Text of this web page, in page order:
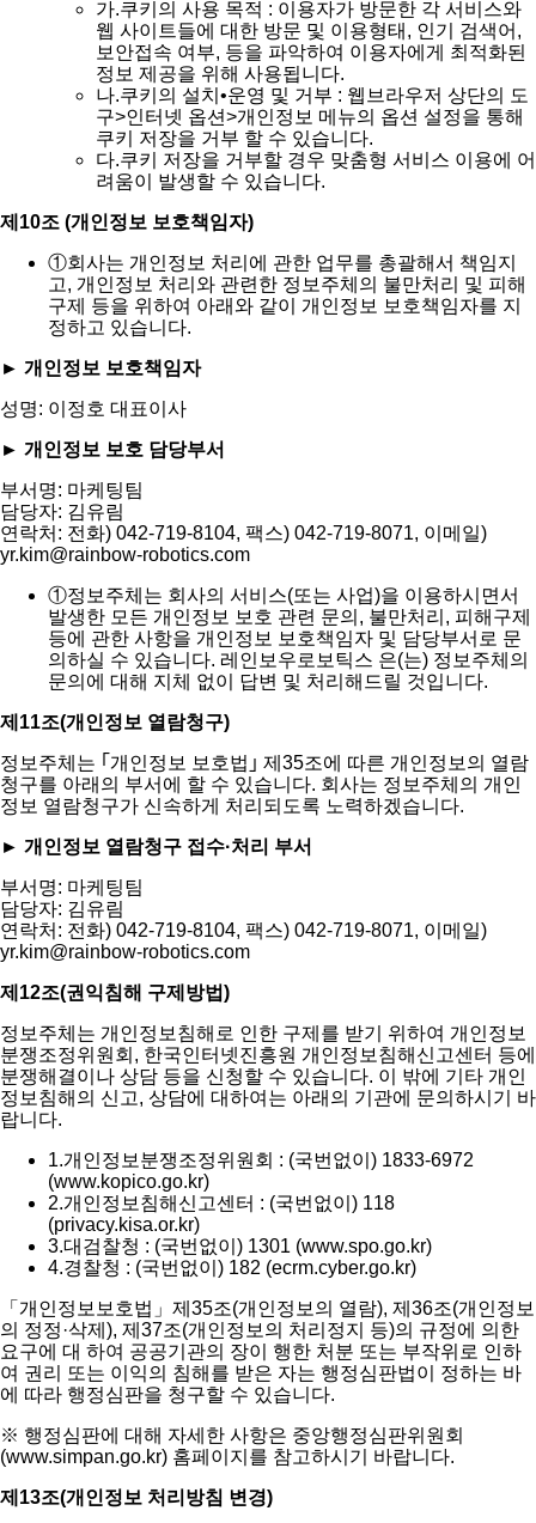
가.쿠키의 사용 목적 : 이용자가 방문한 각 서비스와
웹 사이트들에 대한 방문 및 이용형태, 인기 검색어,
보안접속 여부, 등을 파악하여 이용자에게 최적화된
정보 제공을 위해 사용됩니다.
나.쿠키의 설치•운영 및 거부 : 웹브라우저 상단의 도
구>인터넷 옵션>개인정보 메뉴의 옵션 설정을 통해
쿠키 저장을 거부 할 수 있습니다.
다.쿠키 저장을 거부할 경우 맞춤형 서비스 이용에 어
려움이 발생할 수 있습니다.
제10조 (개인정보 보호책임자)
①회사는 개인정보 처리에 관한 업무를 총괄해서 책임지
고, 개인정보 처리와 관련한 정보주체의 불만처리 및 피해
구제 등을 위하여 아래와 같이 개인정보 보호책임자를 지
정하고 있습니다.
► 개인정보 보호책임자
성명: 이정호 대표이사
► 개인정보 보호 담당부서
부서명: 마케팅팀
담당자: 김유림
연락처: 전화) 042-719-8104, 팩스) 042-719-8071, 이메일)
yr.kim@rainbow-robotics.com
①정보주체는 회사의 서비스(또는 사업)을 이용하시면서
발생한 모든 개인정보 보호 관련 문의, 불만처리, 피해구제
등에 관한 사항을 개인정보 보호책임자 및 담당부서로 문
의하실 수 있습니다. 레인보우로보틱스 은(는) 정보주체의
문의에 대해 지체 없이 답변 및 처리해드릴 것입니다.
제11조(개인정보 열람청구)
정보주체는 ｢개인정보 보호법｣ 제35조에 따른 개인정보의 열람
청구를 아래의 부서에 할 수 있습니다. 회사는 정보주체의 개인
정보 열람청구가 신속하게 처리되도록 노력하겠습니다.
► 개인정보 열람청구 접수·처리 부서
부서명: 마케팅팀
담당자: 김유림
연락처: 전화) 042-719-8104, 팩스) 042-719-8071, 이메일)
yr.kim@rainbow-robotics.com
제12조(권익침해 구제방법)
정보주체는 개인정보침해로 인한 구제를 받기 위하여 개인정보
분쟁조정위원회, 한국인터넷진흥원 개인정보침해신고센터 등에
분쟁해결이나 상담 등을 신청할 수 있습니다. 이 밖에 기타 개인
정보침해의 신고, 상담에 대하여는 아래의 기관에 문의하시기 바
랍니다.
1.개인정보분쟁조정위원회 : (국번없이) 1833-6972
(www.kopico.go.kr)
2.개인정보침해신고센터 : (국번없이) 118
(privacy.kisa.or.kr)
3.대검찰청 : (국번없이) 1301 (www.spo.go.kr)
4.경찰청 : (국번없이) 182 (ecrm.cyber.go.kr)
「개인정보보호법」제35조(개인정보의 열람), 제36조(개인정보
의 정정·삭제), 제37조(개인정보의 처리정지 등)의 규정에 의한
요구에 대 하여 공공기관의 장이 행한 처분 또는 부작위로 인하
여 권리 또는 이익의 침해를 받은 자는 행정심판법이 정하는 바
에 따라 행정심판을 청구할 수 있습니다.
※ 행정심판에 대해 자세한 사항은 중앙행정심판위원회
(www.simpan.go.kr) 홈페이지를 참고하시기 바랍니다.
제13조(개인정보 처리방침 변경)